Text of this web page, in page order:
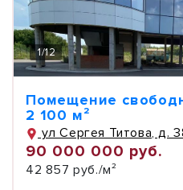
1/12
Помещение
2 100 м²
ул Сергея Титова, д.
90 000 000 руб.
42 857 руб./м²